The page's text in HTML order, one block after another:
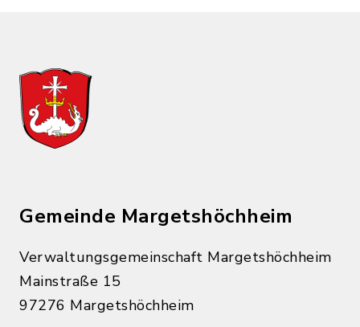
Gemeinde Margetshöchheim
Verwaltungsgemeinschaft Margetshöchheim
Mainstraße 15
97276 Margetshöchheim